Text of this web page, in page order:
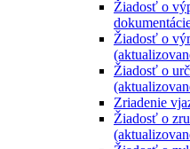
Žiadosť o
Žiadosť o
Žiadosť o
Zriadenie
Žiadosť o